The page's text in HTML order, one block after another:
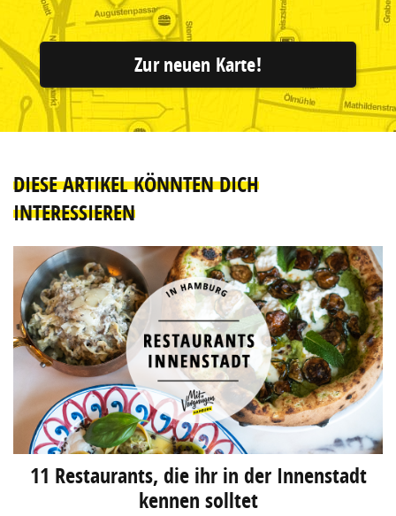
Zur neuen Karte!
DIESE ARTIKEL KÖNNTEN DICH
INTERESSIEREN
11 Restaurants, die ihr in der Innenstadt
kennen solltet